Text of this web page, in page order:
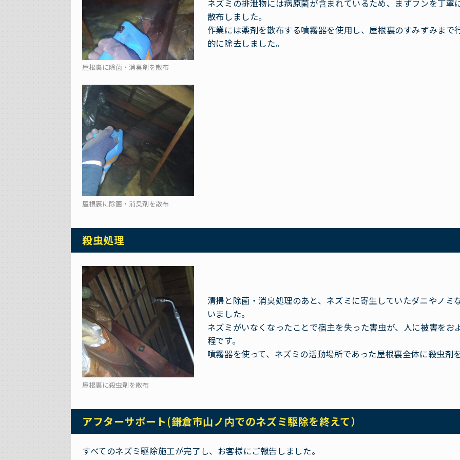
屋根裏に除菌・消臭剤を散布
ネズミの排泄物には病原菌が含まれているため、まずフンを丁
散布しました。
作業には薬剤を散布する噴霧器を使用し、屋根裏のすみずみま
的に除去しました。
屋根裏に除菌・消臭剤を散布
殺虫処理
屋根裏に殺虫剤を散布
清掃と除菌・消臭処理のあと、ネズミに寄生していたダニやノ
いました。
ネズミがいなくなったことで宿主を失った害虫が、人に被害を
程です。
噴霧器を使って、ネズミの活動場所であった屋根裏全体に殺虫剤
アフターサポート(鎌倉市山ノ内でのネズミ駆除を終えて）
すべてのネズミ駆除施工が完了し、お客様にご報告しました。